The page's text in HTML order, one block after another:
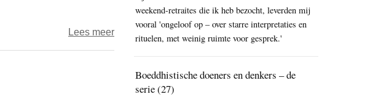
in”-
ieder
opnieuw
Lees meerover
weekend-retraites die ik heb bezocht, leverden mij
vooral 'ongeloof op – over starre interpretaties en
rituelen, met weinig ruimte voor gesprek.'
Boeddhistische doeners en denkers – de
serie (27)